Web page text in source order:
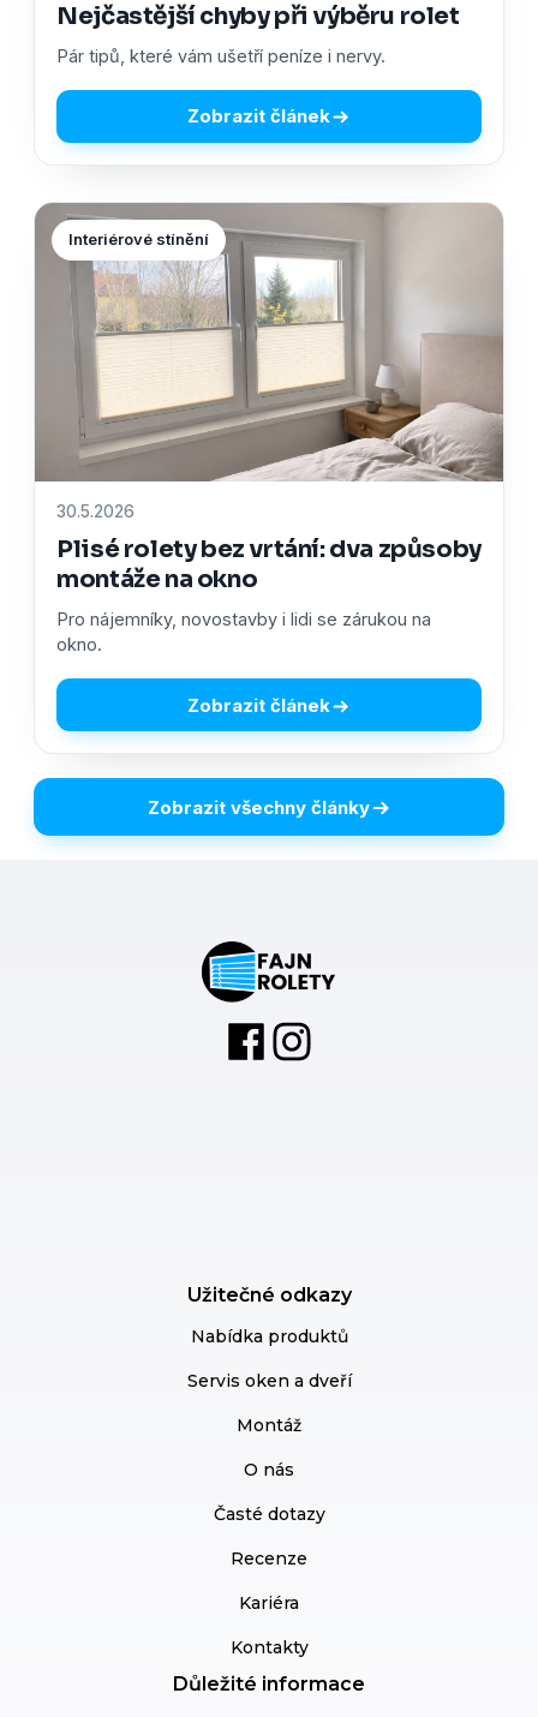
Nejčastější chyby při výběru rolet
Pár tipů, které vám ušetří peníze i nervy.
Zobrazit článek
Interiérové stínění
30.5.2026
Plisé rolety bez vrtání: dva způsoby
montáže na okno
Pro nájemníky, novostavby i lidi se zárukou na
okno.
Zobrazit článek
Zobrazit všechny články
Užitečné odkazy
Nabídka produktů
Servis oken a dveří
Montáž
O nás
Časté dotazy
Recenze
Kariéra
Kontakty
Důležité informace